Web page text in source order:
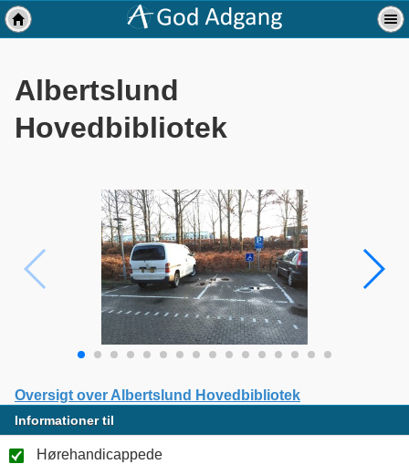
Albertslund
Hovedbibliotek
Oversigt over Albertslund Hovedbibliotek
Informationer til
Hørehandicappede